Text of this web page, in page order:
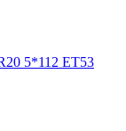
5*112 ET53